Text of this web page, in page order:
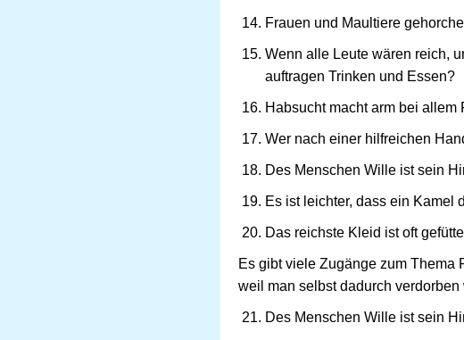
Frauen und Maultiere
Wenn alle Leute wären reich,
auftragen Trinken und Essen?
Habsucht macht arm bei allem
Wer nach einer hilfreichen
Des Menschen Wille ist sein
Es ist leichter, dass ein Kamel
Das reichste Kleid ist oft
Es gibt viele Zugänge zum Thema
weil man selbst dadurch
Des Menschen Wille ist sein